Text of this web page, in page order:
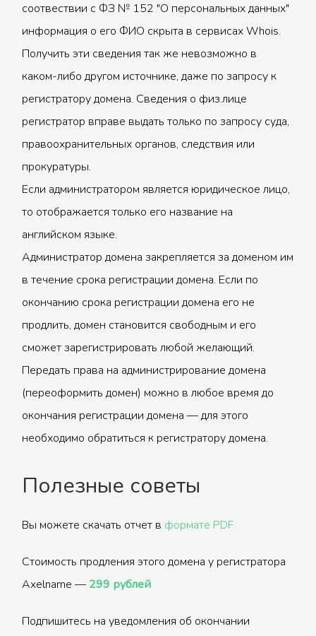
соотвествии с ФЗ № 152 "О персональных данных"
информация о его ФИО скрыта в сервисах Whois.
Получить эти сведения так же невозможно в
каком-либо другом источнике, даже по запросу к
регистратору домена. Сведения о физ.лице
регистратор вправе выдать только по запросу суда,
правоохранительных органов, следствия или
прокуратуры.
Если администратором является юридическое лицо,
то отображается только его название на
английском языке.
Администратор домена закрепляется за доменом им
в течение срока регистрации домена. Если по
окончанию срока регистрации домена его не
продлить, домен становится свободным и его
сможет зарегистрировать любой желающий.
Передать права на администрирование домена
(переоформить домен) можно в любое время до
окончания регистрации домена — для этого
необходимо обратиться к регистратору домена.
Полезные советы
Вы можете скачать отчет в формате PDF
Стоимость продления этого домена у регистратора
Axelname — 299 рублей
Подпишитесь на уведомления об окончании